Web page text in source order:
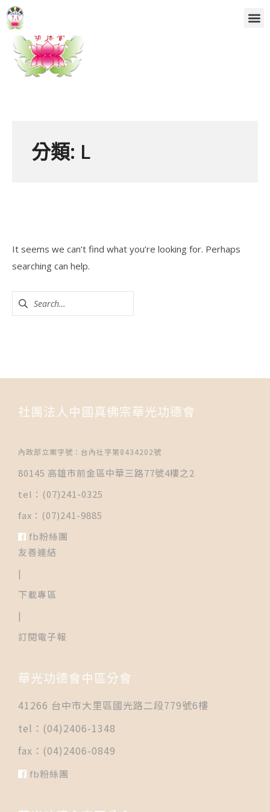
分類: L
It seems we can’t find what you’re looking for. Perhaps
searching can help.
社團法人中國真佛宗華光功德會
內政部立案字號：台內社字第8434202號
80145 高雄市前金區中華三路77號4樓之2
tel：(07)241-0325
fax：(07)241-9885
fb粉絲團
友善連結
|
下載專區
|
訂閱電子報
華光功德會中區分會
41266 台中市大里區國光路二段779號6樓
tel：(04)2406-1348
fax：(04)2406-0849
fb粉絲團